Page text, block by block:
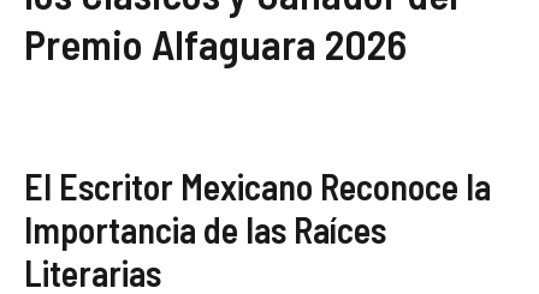
Premio Alfaguara 2026
El Escritor Mexicano Reconoce la
Importancia de las Raíces
Literarias